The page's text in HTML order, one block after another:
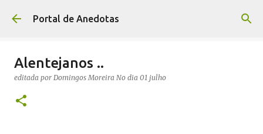
Avançar para o conteúdo principal
Portal de Anedotas
Alentejanos ..
editada por Domingos Moreira No dia 01 julho